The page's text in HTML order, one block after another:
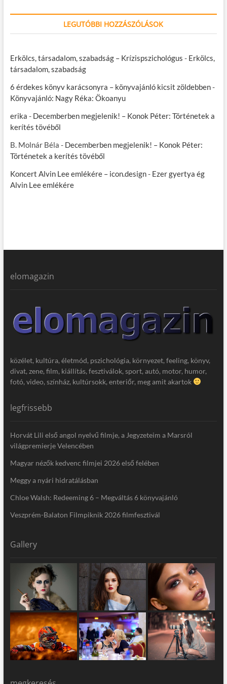
LEGUTÓBBI HOZZÁSZÓLÁSOK
Erkölcs, társadalom, szabadság – Krízispszichológus - Erkölcs,
társadalom, szabadság
6 érdekes könyv karácsonyra – könyvajánló kicsit zöldebben-
Könyvajánló: Nagy Réka: Ökoanyu
erika - Decemberben megjelenik! – Konok Péter: Történetek a
kerítés tövéből
B. Molnár Béla - Decemberben megjelenik! – Konok Péter:
Történetek a kerítés tövéből
Koncert Alvin Lee emlékére – icon.design- Ezer gyertya ég
Alvin Lee emlékére
elomagazin
közélet, kultúra, életmód, pszichológia, környezet, feeling, könyv,
divat, zene, film, kiállítás, fesztiválok, sport, autó, motor, humor,
fotó, video, színház, kultúrsokk, enteriőr, meg amit akartok
legfrissebb
Horvát Lili első angol nyelvű filmje, a Jegyzeteim a Marsról
világpremierje Velencében
Magyar nézők kedvenc filmjei 2026 első felében
Meggy a nyári hidratálásban
Chloe Walsh: Redeeming 6 – Megváltás 6 könyvajánló
Veszprém-Balaton Filmpiknik 2026 filmfesztivál
Gallery